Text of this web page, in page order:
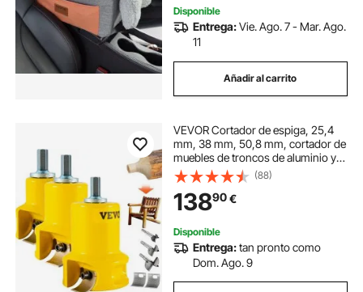
Disponible
Entrega:Vie. Ago. 7 - Mar. Ago.
11
Añadir al carrito
VEVOR Cortador de espiga, 25,4
mm, 38 mm, 50,8 mm, cortador de
muebles de troncos de aluminio y
acero de primera calidad, con
cuchillas curvas dobles y tornillos
de botón, kit maestro par
(88)
13890€
Disponible
Entrega:tan pronto como
Dom. Ago. 9